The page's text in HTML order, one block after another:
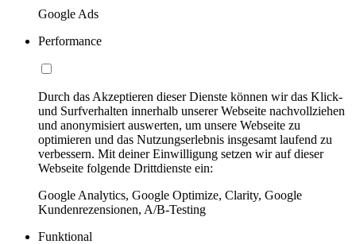
Google Ads
Performance
Durch das Akzeptieren dieser Dienste können wir das Klick-
und Surfverhalten innerhalb unserer Webseite nachvollziehen
und anonymisiert auswerten, um unsere Webseite zu
optimieren und das Nutzungserlebnis insgesamt laufend zu
verbessern. Mit deiner Einwilligung setzen wir auf dieser
Webseite folgende Drittdienste ein:
Google Analytics, Google Optimize, Clarity, Google
Kundenrezensionen, A/B-Testing
Funktional